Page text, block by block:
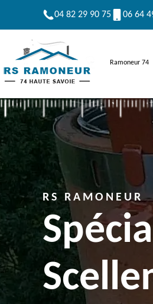
04 82 29 90 75 06 64
Ramoneur 74
RS RAMONEUR